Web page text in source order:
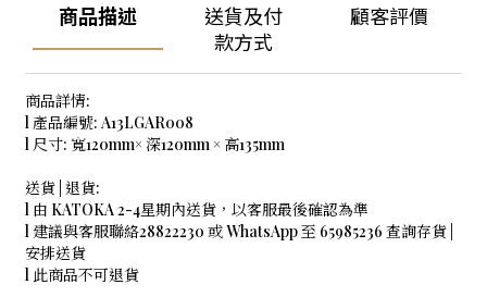
商品描述
送貨及付
款方式
顧客評價
商品詳情:
l 產品編號: A13LGAR008
l 尺寸: 寬120mm× 深120mm × 高135mm
送貨 | 退貨:
l 由 KATOKA 2-4星期內送貨，以客服最後確認為準
l 建議與客服聯絡28822230 或 WhatsApp 至 65985236 查詢存貨 |
安排送貨
l 此商品不可退貨